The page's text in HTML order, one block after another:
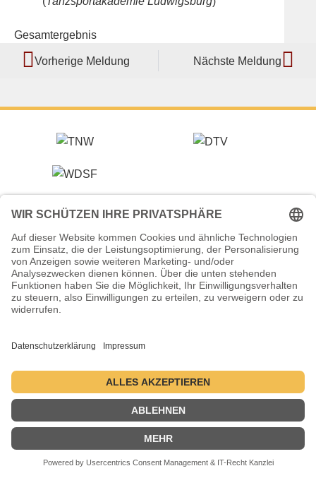
Gesamtergebnis
Vorherige Meldung Nächste Meldung
Veranstalter (Ausrichter):
Tanzsportverband Nordrhein-Westfalen e.V.
Veranstaltungsort:
Historische Stadthalle Wuppertal
Johannisberg 40
42103 Wuppertal
2.–5. Juli 2026 ・ 1.–4. Juli 2027 ・ 6.–9. Juli 2028
© 2004-2026 - danceComp
Datenschutzerklärung